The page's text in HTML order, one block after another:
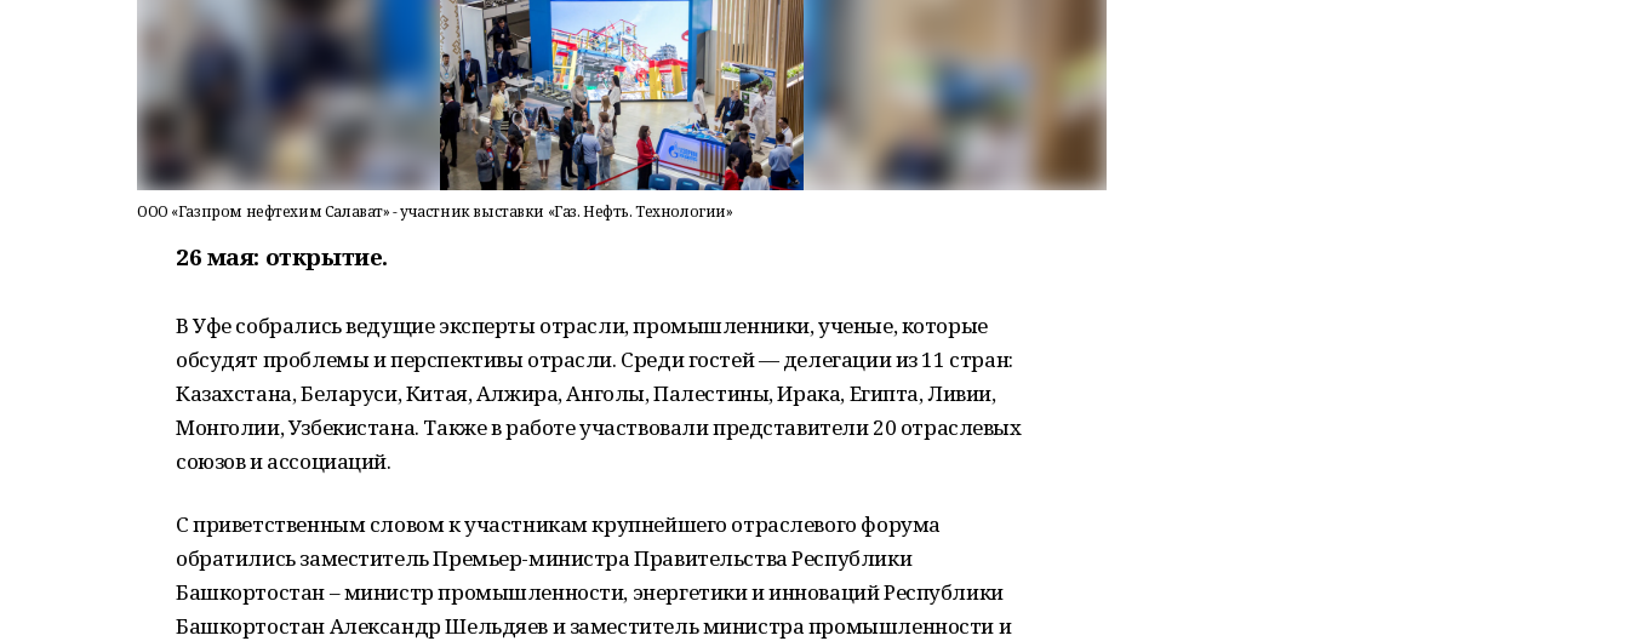
ООО «Газпром нефтехим Салават» - участник выставки «Газ. Нефть. Технологии»
26 мая: открытие.
В Уфе собрались ведущие эксперты отрасли, промышленники, ученые, которые
обсудят проблемы и перспективы отрасли. Среди гостей — делегации из 11 стран:
Казахстана, Беларуси, Китая, Алжира, Анголы, Палестины, Ирака, Египта, Ливии,
Монголии, Узбекистана. Также в работе участвовали представители 20 отраслевых
союзов и ассоциаций.
С приветственным словом к участникам крупнейшего отраслевого форума
обратились заместитель Премьер-министра Правительства Республики
Башкортостан – министр промышленности, энергетики и инноваций Республики
Башкортостан Александр Шельдяев и заместитель министра промышленности и